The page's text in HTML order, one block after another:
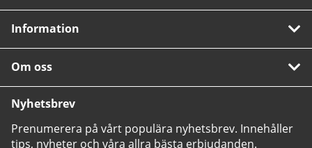
Information
Om oss
Nyhetsbrev
Prenumerera på vårt populära nyhetsbrev. Innehåller
tips, nyheter och våra allra bästa erbjudanden.